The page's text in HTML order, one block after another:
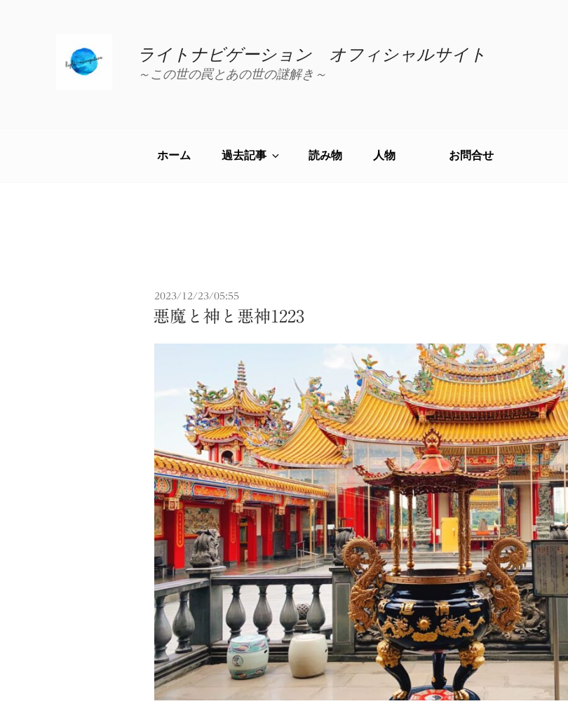
ライトナビゲーション オフィシャルサイト
～この世の罠とあの世の謎解き～
ホーム 過去記事 読み物 人物 お問合せ
投
稿
日:
2023/12/23/05:55
悪魔と神と悪神1223